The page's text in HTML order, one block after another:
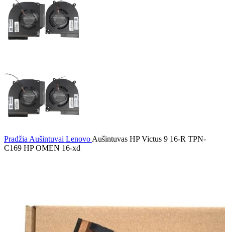
Pradžia Aušintuvai Lenovo Aušintuvas HP Victus 9 16-R TPN-
C169 HP OMEN 16-xd